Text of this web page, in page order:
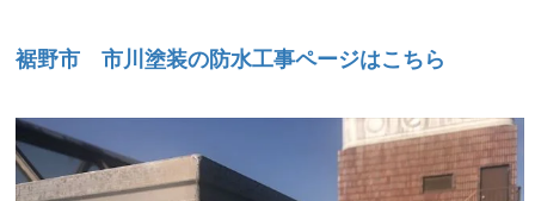
裾野市 市川塗装の防水工事ページはこちら